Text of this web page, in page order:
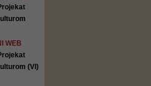
WEB
(VI)